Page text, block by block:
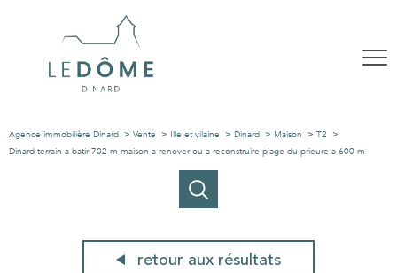
Agence immobilière Dinard Vente Ille et vilaine Dinard Maison
T2
Dinard terrain a batir 702 m maison a renover ou a reconstruire plage du prieure a 600 m
retour aux résultats